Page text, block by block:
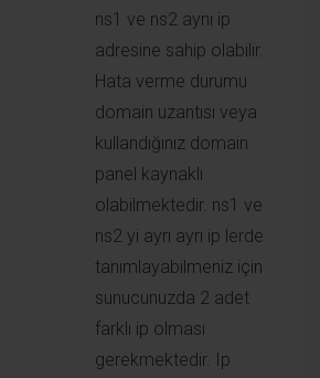
şu anda her iki nameserver’da aynı
kullanıyorum.
istediğim Centos Web Panel’de
farklı ip’ler tanımladıktan
yapmam gereken başka bir şey
Sunucumda (soyoustart – ovh) 10
ip adresi mevcut.
teşekkürler.
için giriş yapın